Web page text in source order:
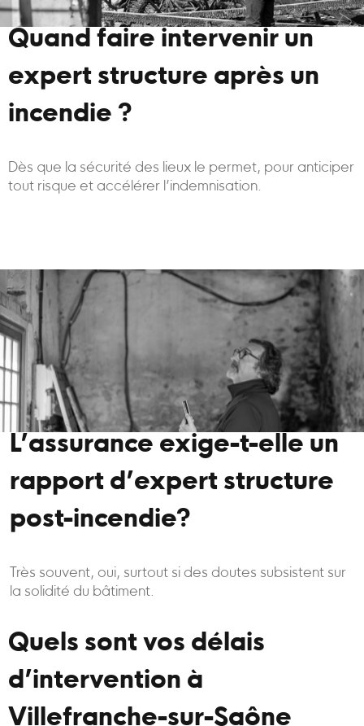
Quand faire intervenir un
expert structure après un
incendie ?
Dès que la sécurité des lieux le permet, pour anticiper
tout risque et accélérer l’indemnisation.
L’assurance exige-t-elle un
rapport d’expert structure
post-incendie?
Très souvent, oui, surtout si des doutes subsistent sur
la solidité du bâtiment.
Quels sont vos délais
d’intervention à
Villefranche-sur-Saône